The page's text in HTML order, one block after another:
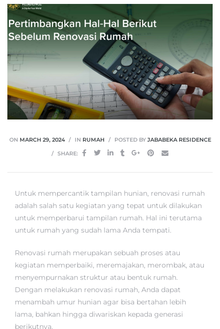
ON MARCH 29, 2024 IN RUMAH POSTED BY JABABEKA RESIDENCE
SHARE:
Untuk mempercantik tampilan hunian, renovasi rumah
adalah salah satu kegiatan yang tepat untuk dilakukan
untuk memperbarui tampilan rumah. Hal ini terutama
untuk rumah yang sudah lama Anda tempati.
Renovasi rumah merupakan sebuah proses atau
kegiatan memperbaiki, meremajakan, merombak, atau
menyempurnakan struktur atau bentuk rumah.
Dengan melakukan renovasi rumah, Anda dapat
menambah umur hunian agar bisa bertahan lebih
lama, bahkan hingga diwariskan kepada generasi
berikutnya.